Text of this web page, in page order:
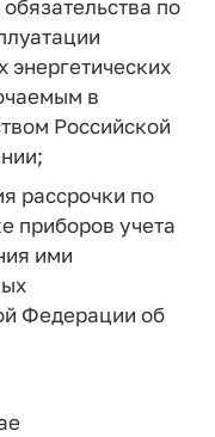
по
энергетических
в
Российской
рассрочки по
приборов учета
ими
Федерации об